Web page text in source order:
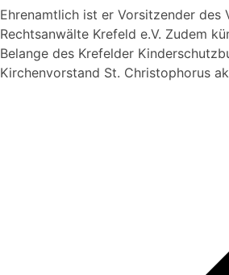
Ehrenamtlich ist er Vorsitzender des
Rechtsanwälte Krefeld e.V. Zudem
Belange des Krefelder
Kirchenvorstand St. Christophorus